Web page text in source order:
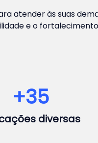
atender às suas
e o
+35
diversas